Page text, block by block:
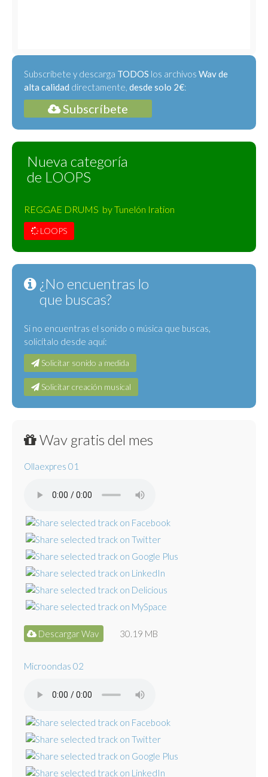
Subscríbete y descarga TODOS los archivos Wav de
alta calidad directamente, desde solo 2€:
Subscríbete
Nueva categoría
de LOOPS
REGGAE DRUMS by Tunelón Iration
LOOPS
¿No encuentras lo
que buscas?
Si no encuentras el sonido o música que buscas,
solicítalo desde aquí:
Solicitar sonido a medida
Solicitar creación musical
Wav gratis del mes
Ollaexpres 01
Descargar Wav 30.19 MB
Microondas 02